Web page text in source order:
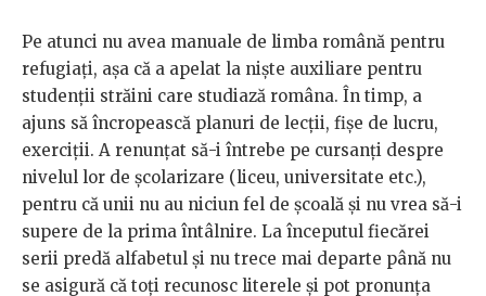
Pe atunci nu avea manuale de limba română pentru
refugiați, așa că a apelat la niște auxiliare pentru
studenții străini care studiază româna. În timp, a
ajuns să încropească planuri de lecții, fișe de lucru,
exerciții. A renunțat să-i întrebe pe cursanți despre
nivelul lor de școlarizare (liceu, universitate etc.),
pentru că unii nu au niciun fel de școală și nu vrea să-i
supere de la prima întâlnire. La începutul fiecărei
serii predă alfabetul și nu trece mai departe până nu
se asigură că toți recunosc literele și pot pronunța